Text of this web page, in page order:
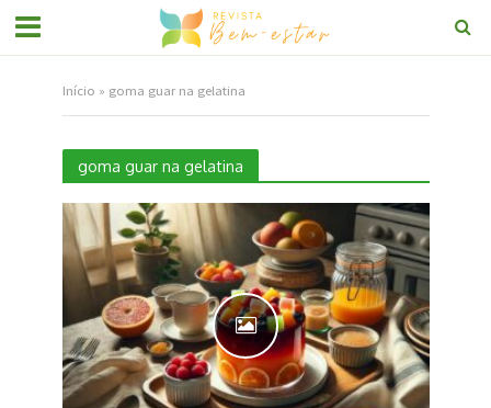
Início » goma guar na gelatina
goma guar na gelatina